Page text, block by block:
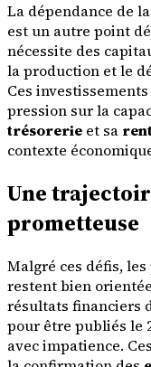
La dépendance de
est un autre point
nécessite des
la production et le
Ces
pression sur la
trésorerie et sa
contexte
Une
prometteuse
Malgré ces défis,
restent bien
résultats financiers
pour être publiés le
avec impatience.